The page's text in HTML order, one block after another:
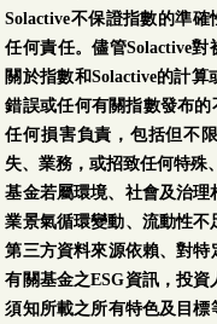
Solactive不保證指數的準
任何責任。儘管Solactive
關於指數和Solactive的計
錯誤或任何有關指數發布
任何損害負責，包括但不
失、業務，或招致任何特殊
基金若屬環境、社會及治
業景氣循環變動、流動性
第三方資料來源依賴、對特
有關基金之ESG資訊，投
須知所載之所有特色及目標